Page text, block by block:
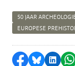
50 JAAR
EUROPESE
Delen op
Delen via